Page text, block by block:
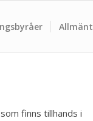
Allmänt
finns tillhands i